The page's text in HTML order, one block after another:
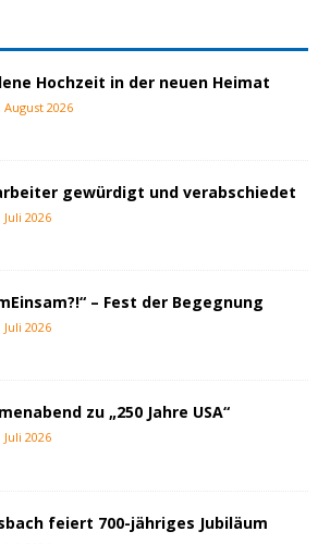
Hochzeit in der neuen Heimat
August 2026
gewürdigt und verabschiedet
Juli 2026
– Fest der Begegnung
Juli 2026
zu „250 Jahre USA“
Juli 2026
feiert 700-jähriges Jubiläum